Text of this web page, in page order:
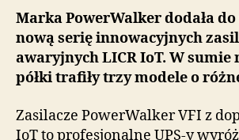
Marka PowerWalker dodała
nową serię innowacyjnych
awaryjnych LICR IoT. W sumie
półki trafiły trzy modele o
Zasilacze PowerWalker VFI z
IoT to profesjonalne UPS-y